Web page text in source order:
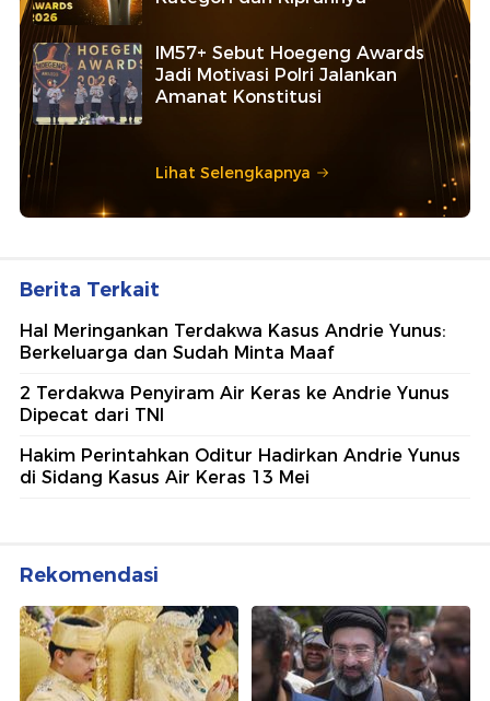
IM57+ Sebut Hoegeng Awards
Jadi Motivasi Polri Jalankan
Amanat Konstitusi
Lihat Selengkapnya
Berita Terkait
Hal Meringankan Terdakwa Kasus Andrie Yunus:
Berkeluarga dan Sudah Minta Maaf
2 Terdakwa Penyiram Air Keras ke Andrie Yunus
Dipecat dari TNI
Hakim Perintahkan Oditur Hadirkan Andrie Yunus
di Sidang Kasus Air Keras 13 Mei
Rekomendasi